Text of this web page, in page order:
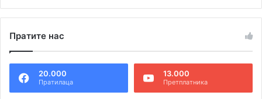
т
н
Пратите нас
20.000
Пратилаца
13.000
Претплатника